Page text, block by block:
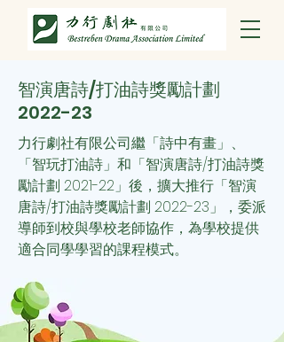
智演唐詩/打油詩獎勵計劃
2022-23
力行劇社有限公司繼「詩中有畫」、
「智玩打油詩」和「智演唐詩/打油詩獎
勵計劃 2021-22」後，擴大推行「智演
唐詩/打油詩獎勵計劃 2022-23」，委派
導師到校與學校老師協作，為學校提供
適合同學學習的課程模式。